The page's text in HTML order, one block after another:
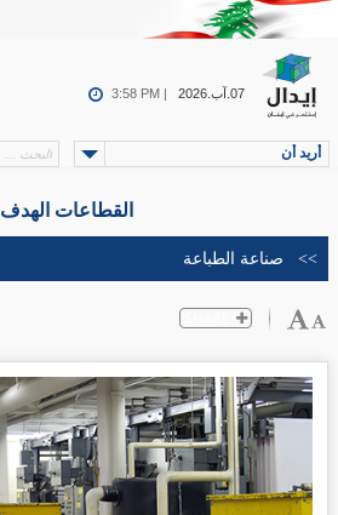
07.آب.2026 3:58 PM |
أريد أن
القطاعات الهدف